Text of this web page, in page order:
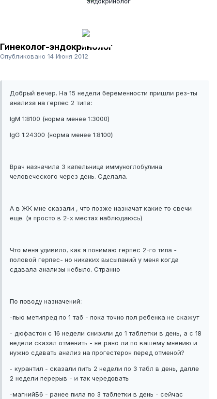
Гинеколог-эндокринолог
Опубликовано 14 Июня 2012
Добрый вечер. На 15 недели беременности пришли рез-ты
анализа на герпес 2 типа:
IgM 1:8100 (норма менее 1:3000)
IgG 1:24300 (норма менее 1:8100)
Врач назначила 3 капельница иммуноглобулина
человеческого через день. Сделала.
А в ЖК мне сказали , что позже назначат какие то свечи
еще. (я просто в 2-х местах наблюдаюсь)
Что меня удивило, как я понимаю герпес 2-го типа -
половой герпес- но никаких высыпаний у меня когда
сдавала анализы небыло. Странно
По поводу назначений:
-пью метипред по 1 таб - пока точно пол ребенка не скажут
- дюфастон с 16 недели снизили до 1 таблетки в день, а с 18
недели сказал отменить - не рано ли по вашему мнению и
нужно сдавать анализ на прогестерон перед отменой?
- курантил - сказали пить 2 недели по 3 табл в день, далле
2 недели перерыв - и так чередовать
-магнийБ6 - ранее пила по 3 таблетки в день - сейчас